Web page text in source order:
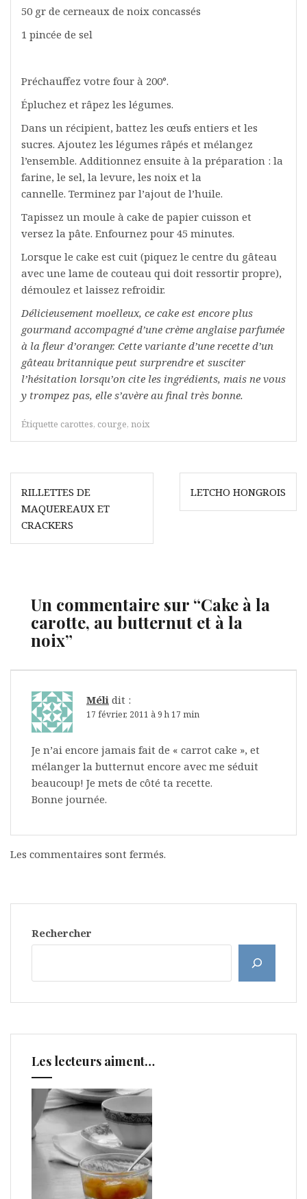
50 gr de cerneaux de noix concassés
1 pincée de sel
Préchauffez votre four à 200°.
Épluchez et râpez les légumes.
Dans un récipient, battez les œufs entiers et les
sucres. Ajoutez les légumes râpés et mélangez
l’ensemble. Additionnez ensuite à la préparation : la
farine, le sel, la levure, les noix et la
cannelle. Terminez par l’ajout de l’huile.
Tapissez un moule à cake de papier cuisson et
versez la pâte. Enfournez pour 45 minutes.
Lorsque le cake est cuit (piquez le centre du gâteau
avec une lame de couteau qui doit ressortir propre),
démoulez et laissez refroidir.
Délicieusement moelleux, ce cake est encore plus
gourmand accompagné d’une crème anglaise parfumée
à la fleur d’oranger. Cette variante d’une recette d’un
gâteau britannique peut surprendre et susciter
l’hésitation lorsqu’on cite les ingrédients, mais ne vous
y trompez pas, elle s’avère au final très bonne.
Étiquette carottes, courge, noix
Navigation
de
l’article
RILLETTES DE
MAQUEREAUX ET
CRACKERS
LETCHO HONGROIS
Un commentaire sur “Cake à la
carotte, au butternut et à la
noix”
Méli dit :
17 février, 2011 à 9 h 17 min
Je n’ai encore jamais fait de « carrot cake », et
mélanger la butternut encore avec me séduit
beaucoup! Je mets de côté ta recette.
Bonne journée.
Les commentaires sont fermés.
Rechercher
Les lecteurs aiment…